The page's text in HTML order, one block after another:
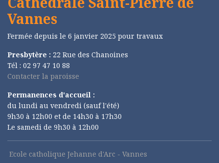
Vannes
Fermée depuis le 6 janvier 2025 pour travaux
Presbytère : 22 Rue des Chanoines
Tél : 02 97 47 10 88
Contacter la paroisse
Permanences d'accueil :
du lundi au vendredi (sauf l'été)
9h30 à 12h00 et de 14h30 à 17h30
Le samedi de 9h30 à 12h00
Ecole catholique Jehanne d'Arc - Vannes